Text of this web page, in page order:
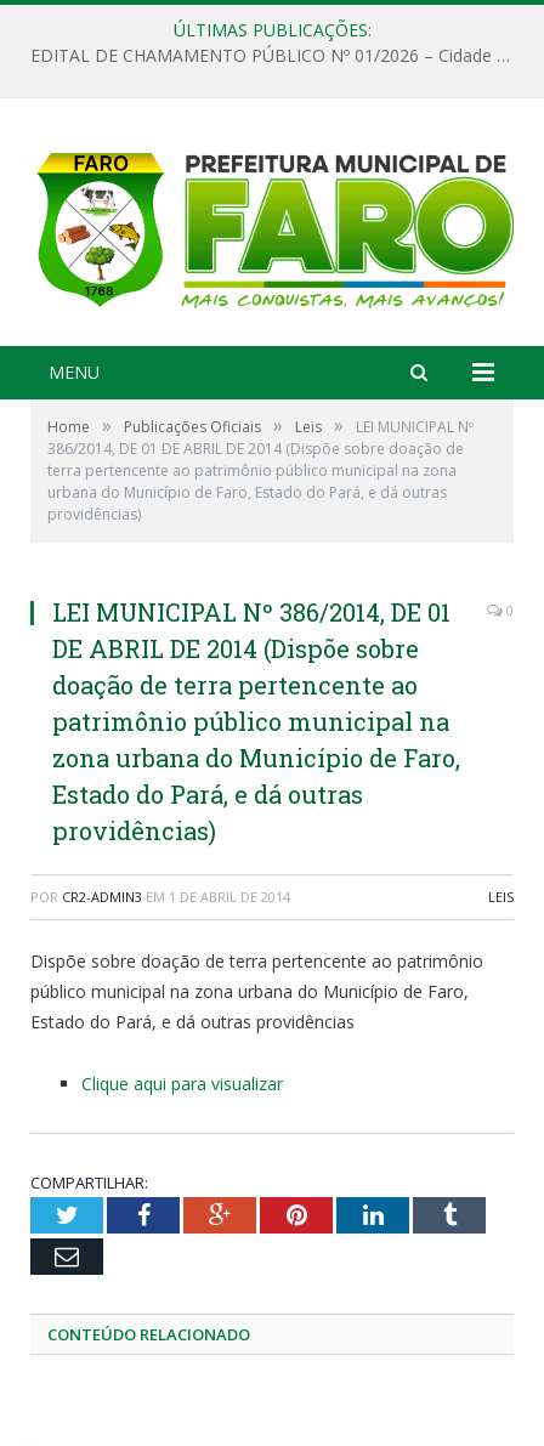
ÚLTIMAS PUBLICAÇÕES:
EDITAL DE CHAMAMENTO PÚBLICO Nº 01/2026 – Cidade de Faro
MENU
Home » Publicações Oficiais » Leis »
LEI MUNICIPAL Nº
386/2014, DE 01 DE ABRIL DE 2014 (Dispõe sobre doação de
terra pertencente ao patrimônio público municipal na zona
urbana do Município de Faro, Estado do Pará, e dá outras
providências)
LEI MUNICIPAL Nº 386/2014, DE 01
DE ABRIL DE 2014 (Dispõe sobre
doação de terra pertencente ao
patrimônio público municipal na
zona urbana do Município de Faro,
Estado do Pará, e dá outras
providências)
0
POR CR2-ADMIN3 EM 1 DE ABRIL DE 2014 LEIS
Dispõe sobre doação de terra pertencente ao patrimônio
público municipal na zona urbana do Município de Faro,
Estado do Pará, e dá outras providências
Clique aqui para visualizar
COMPARTILHAR:
TwitterFacebookGoogle+PinterestLinkedInTumblr
Email
CONTEÚDO RELACIONADO